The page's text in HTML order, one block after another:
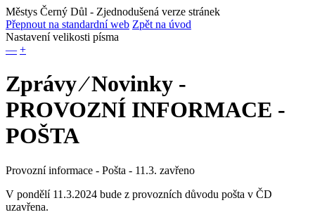
Městys Černý Důl - Zjednodušená verze stránek
Přepnout na standardní web Zpět na úvod
Nastavení velikosti písma
— +
Zprávy ⁄ Novinky -
PROVOZNÍ INFORMACE -
POŠTA
Provozní informace - Pošta - 11.3. zavřeno
V pondělí 11.3.2024 bude z provozních důvodu pošta v ČD
uzavřena.